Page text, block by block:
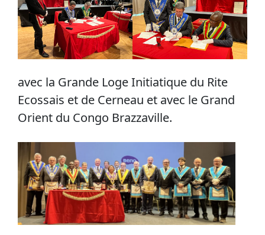
avec la Grande Loge Initiatique du Rite
Ecossais et de Cerneau et avec le Grand
Orient du Congo Brazzaville.